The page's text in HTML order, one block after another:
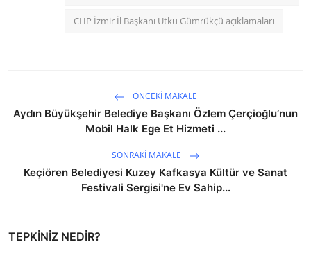
CHP İzmir İl Başkanı Utku Gümrükçü açıklamaları
ÖNCEKI MAKALE
Aydın Büyükşehir Belediye Başkanı Özlem Çerçioğlu’nun
Mobil Halk Ege Et Hizmeti ...
SONRAKI MAKALE
Keçiören Belediyesi Kuzey Kafkasya Kültür ve Sanat
Festivali Sergisi'ne Ev Sahip...
TEPKINIZ NEDIR?